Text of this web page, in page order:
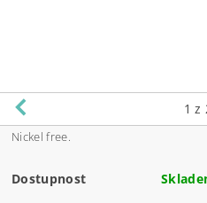
1 z
Nickel free.
Dostupnost